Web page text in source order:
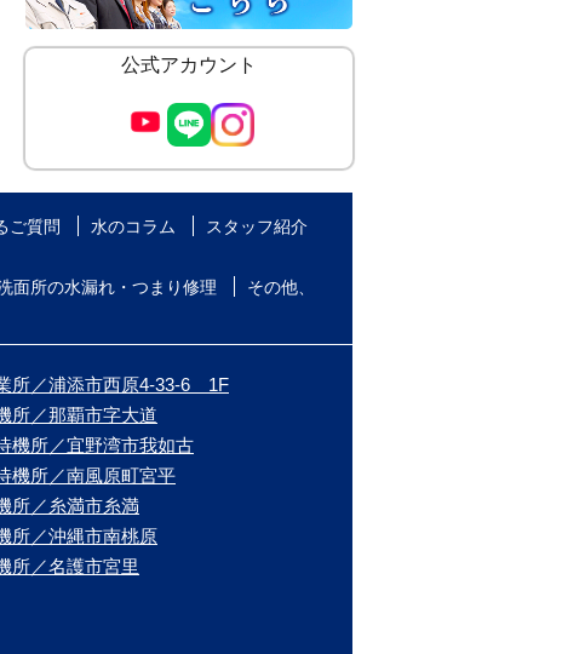
公式アカウント
ご質問 水のコラム
スタッフ紹介
面所の水漏れ・つまり修理
その他、
所／浦添市西原4-33-6 1F
所／那覇市字大道
機所／宜野湾市我如古
機所／南風原町宮平
所／糸満市糸満
所／沖縄市南桃原
所／名護市宮里